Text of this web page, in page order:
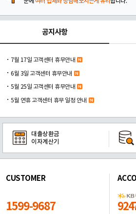
공지사항
7월 17일 고객센터 휴무안내
6월 3일 고객센터 휴무안내
5월 25일 고객센터 휴무안내
5월 연휴 고객센터 휴무 일정 안내
대출상환금
이자계산기
CUSTOMER
1599-9687